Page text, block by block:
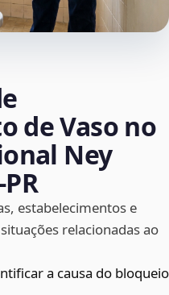
de Vaso no
Ney
estabelecimentos e
relacionadas ao
a causa do bloqueio